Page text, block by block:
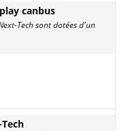
canbus
Tech sont dotées d'un